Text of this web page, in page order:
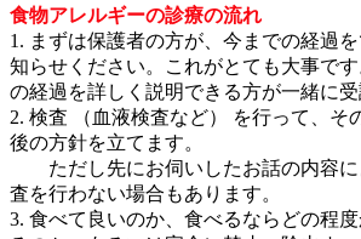
食物アレルギーの診療の流れ
1. まずは保護者の方が、今までの経過
知らせください。これがとても大事で
の経過を詳しく説明できる方が一緒に受
2. 検査 （血液検査など） を行って、そ
後の方針を立てます。
ただし先にお伺いしたお話の内容に
査を行わない場合もあります。
3. 食べて良いのか、食べるならどの程